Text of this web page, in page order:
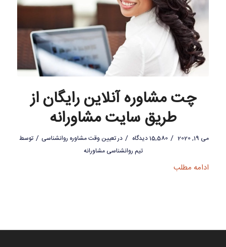
چت مشاوره آنلاین رایگان از
طریق سایت مشاورانه
می 19, 2020 / 15,580 دیدگاه / درتعیین وقت مشاوره روانشناسی / توسط
تیم روانشناسی مشاورانه
ادامه مطلب